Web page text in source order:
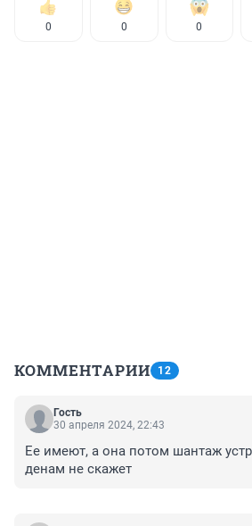
0 0 0
КОММЕНТАРИИ 12
Гость
30 апреля 2024, 22:43
Ее имеют, а она потом шантаж
денам не скажет